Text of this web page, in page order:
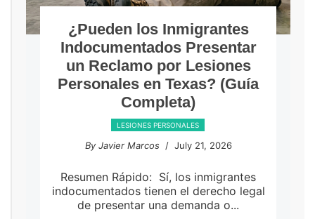
¿Pueden los Inmigrantes
Indocumentados Presentar
un Reclamo por Lesiones
Personales en Texas? (Guía
Completa)
LESIONES PERSONALES
By Javier Marcos/ July 21, 2026
Resumen Rápido: Sí, los inmigrantes
indocumentados tienen el derecho legal
de presentar una demanda o...